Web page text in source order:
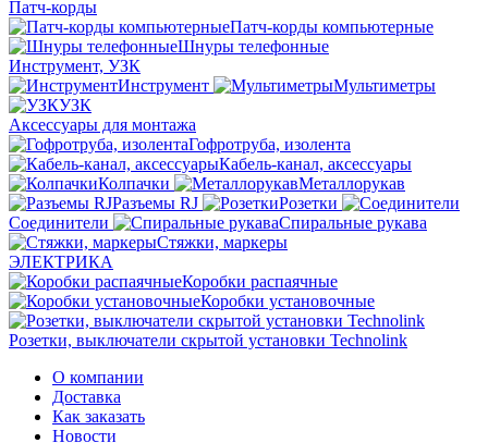
Патч-корды
Патч-корды компьютерные
Шнуры телефонные
Инструмент, УЗК
Инструмент
Мультиметры
УЗК
Аксессуары для монтажа
Гофротруба, изолента
Кабель-канал, аксессуары
Колпачки
Металлорукав
Разъемы RJ
Розетки
Соединители
Спиральные рукава
Стяжки, маркеры
ЭЛЕКТРИКА
Коробки распаячные
Коробки установочные
Розетки, выключатели скрытой установки Technolink
О компании
Доставка
Как заказать
Новости